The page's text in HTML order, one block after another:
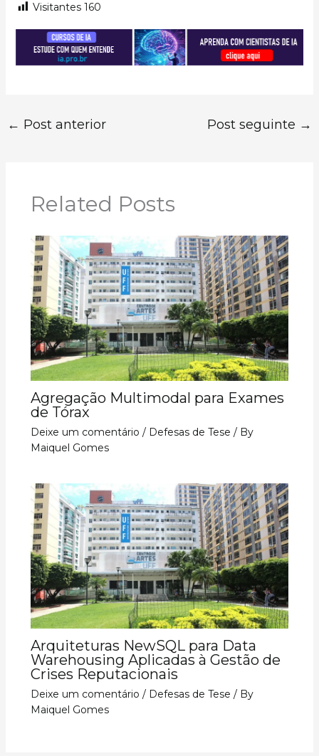
Visitantes 160
← Post anterior Post seguinte →
Related Posts
Agregação Multimodal para Exames
de Tórax
Deixe um comentário / Defesas de Tese / By
Maiquel Gomes
Arquiteturas NewSQL para Data
Warehousing Aplicadas à Gestão de
Crises Reputacionais
Deixe um comentário / Defesas de Tese / By
Maiquel Gomes